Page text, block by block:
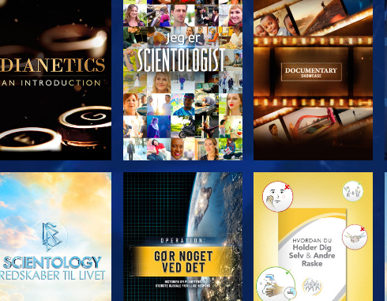
UDFORSK SERIEN UDFORSK SERIEN UDFORSK SERIEN
SE UDFORSK SERIEN UDFORSK SERIEN